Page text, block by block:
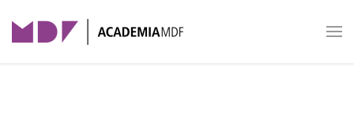
Skip to main content